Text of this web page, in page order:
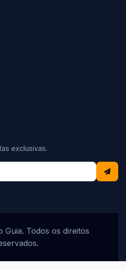
exclusivas.
Guia. Todos os direitos